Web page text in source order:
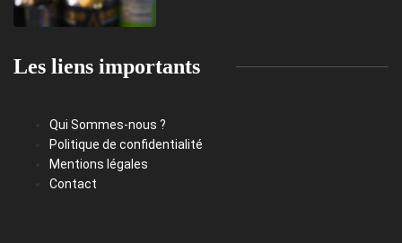
Les liens importants
Qui Sommes-nous ?
Politique de confidentialité
Mentions légales
Contact